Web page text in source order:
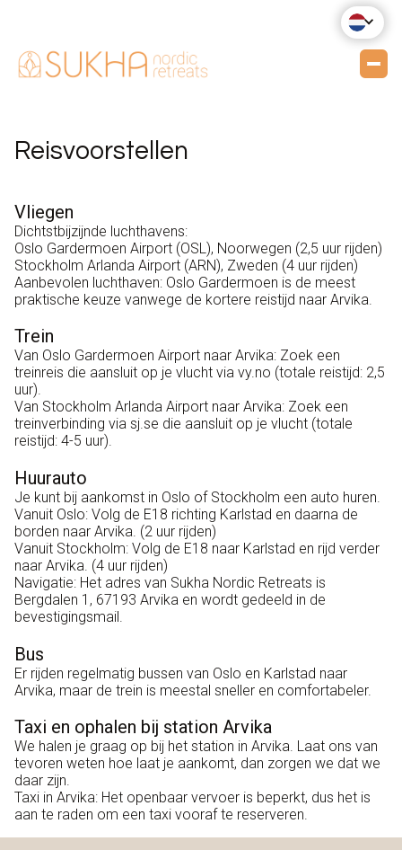
Reisvoorstellen
Vliegen
Dichtstbijzijnde luchthavens:
Oslo Gardermoen Airport (OSL), Noorwegen (2,5 uur rijden)
Stockholm Arlanda Airport (ARN), Zweden (4 uur rijden)
Aanbevolen luchthaven: Oslo Gardermoen is de meest
praktische keuze vanwege de kortere reistijd naar Arvika.
Trein
Van Oslo Gardermoen Airport naar Arvika: Zoek een
treinreis die aansluit op je vlucht via vy.no (totale reistijd: 2,5
uur).
Van Stockholm Arlanda Airport naar Arvika: Zoek een
treinverbinding via sj.se die aansluit op je vlucht (totale
reistijd: 4-5 uur).
Huurauto
Je kunt bij aankomst in Oslo of Stockholm een auto huren.
Vanuit Oslo: Volg de E18 richting Karlstad en daarna de
borden naar Arvika. (2 uur rijden)
Vanuit Stockholm: Volg de E18 naar Karlstad en rijd verder
naar Arvika. (4 uur rijden)
Navigatie: Het adres van Sukha Nordic Retreats is
Bergdalen 1, 67193 Arvika en wordt gedeeld in de
bevestigingsmail.
Bus
Er rijden regelmatig bussen van Oslo en Karlstad naar
Arvika, maar de trein is meestal sneller en comfortabeler.
Taxi en ophalen bij station Arvika
We halen je graag op bij het station in Arvika. Laat ons van
tevoren weten hoe laat je aankomt, dan zorgen we dat we
daar zijn.
Taxi in Arvika: Het openbaar vervoer is beperkt, dus het is
aan te raden om een taxi vooraf te reserveren.